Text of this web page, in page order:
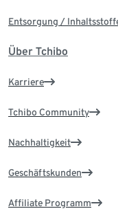
Entsorgung /
Über Tchibo
Karriere
Tchibo Community
Nachhaltigkeit
Geschäftskunden
Affiliate Programm